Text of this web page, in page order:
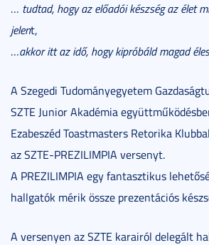
… tudtad, hogy az előadói készség az élet
jelent,
…akkor itt az idő, hogy kipróbáld magad
A Szegedi Tudományegyetem
SZTE Junior Akadémia
Ezabeszéd Toastmasters Retorika
az SZTE-PREZILIMPIA versenyt.
A PREZILIMPIA egy fantasztikus
hallgatók mérik össze prezentációs
A versenyen az SZTE karairól delegált